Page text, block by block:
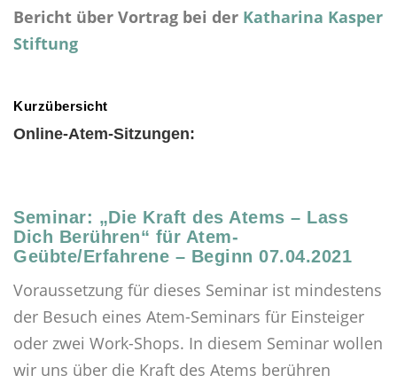
Bericht über Vortrag bei der Katharina Kasper
Stiftung
Kurzübersicht
Online-Atem-Sitzungen:
Seminar: „Die Kraft des Atems – Lass
Dich Berühren“ für Atem-
Geübte/Erfahrene – Beginn 07.04.2021
Voraussetzung für dieses Seminar ist mindestens
der Besuch eines Atem-Seminars für Einsteiger
oder zwei Work-Shops. In diesem Seminar wollen
wir uns über die Kraft des Atems berühren